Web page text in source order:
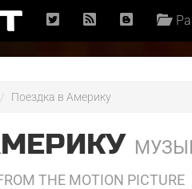
Поездка в Америку
THE MOTION PICTURE